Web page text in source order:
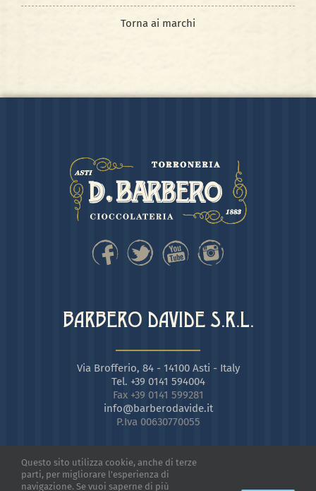
Torna ai marchi
BARBERO DAVIDE S.R.L.
Via Brofferio, 84 - 14100 Asti - Italy
Tel. +39 0141 594004
Fax +39 0141 599281
info@barberodavide.it
P.Iva 00630770055
Questo sito utilizza cookie, anche di terze
parti, per migliorare l'esperienza di
navigazione. Se vuoi saperne di più